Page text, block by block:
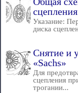
Указание:
диска
Снятие и
«Sachs»
Для
сцепления
трогании...